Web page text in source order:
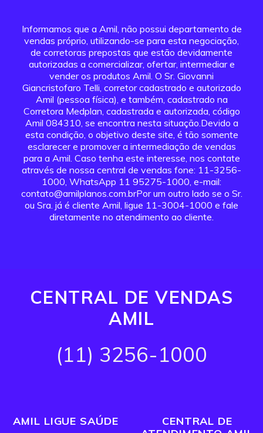
Informamos que a Amil, não possui departamento de
vendas próprio, utilizando-se para esta negociação,
de corretoras prepostas que estão devidamente
autorizadas a comercializar, ofertar, intermediar e
vender os produtos Amil. O Sr. Giovanni
Giancristofaro Telli, corretor cadastrado e autorizado
Amil (pessoa física), e também, cadastrado na
Corretora Medplan, cadastrada e autorizada, código
Amil 084310, se encontra nesta situação.Devido a
esta condição, o objetivo deste site, é tão somente
esclarecer e promover a intermediação de vendas
para a Amil. Caso tenha este interesse, nos contate
através de nossa central de vendas fone: 11-3256-
1000, WhatsApp 11 95275-1000, e-mail:
contato@amilplanos.com.brPor um outro lado se o Sr.
ou Sra. já é cliente Amil, ligue 11-3004-1000 e fale
diretamente no atendimento ao cliente.
CENTRAL DE VENDAS
AMIL
(11) 3256-1000
AMIL LIGUE SAÚDE
CENTRAL DE